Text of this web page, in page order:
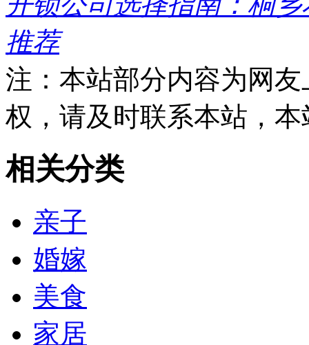
推荐
注：本站部分内容为网
权，请及时联系本站，
相关分类
亲子
婚嫁
美食
家居